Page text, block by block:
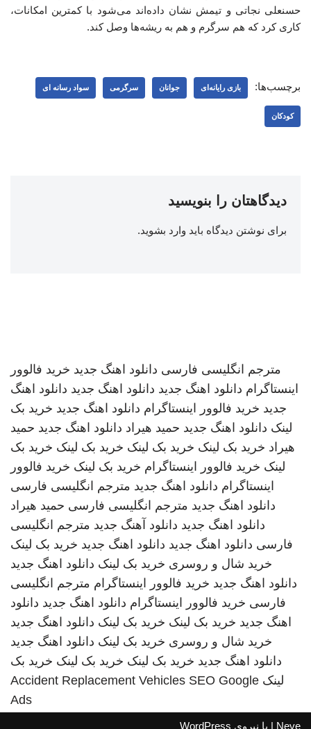
حسنعلی نجاتی و تیمش نشان داده‌اند می‌شود با کمترین امکانات،
کاری کرد که هم سرگرم و هم به ریشه‌ها وصل کند.
برچسب‌ها: بازی رایانه‌ای جوانان سرگرمی سواد رسانه ای
کودکان
دیدگاهتان را بنویسید
برای نوشتن دیدگاه باید وارد بشوید.
مترجم انگلیسی فارسی دانلود اهنگ جدید خرید فالوور
اینستاگرام دانلود اهنگ جدید دانلود اهنگ جدید دانلود اهنگ
جدید خرید فالوور اینستاگرام دانلود اهنگ جدید خرید بک
لینک دانلود اهنگ جدید حمید هیراد دانلود اهنگ جدید حمید
هیراد خرید بک لینک خرید بک لینک خرید بک لینک خرید بک
لینک خرید فالوور اینستاگرام خرید بک لینک خرید فالوور
اینستاگرام دانلود اهنگ جدید مترجم انگلیسی فارسی
دانلود اهنگ جدید مترجم انگلیسی فارسی حمید هیراد
دانلود اهنگ جدید دانلود آهنگ جدید مترجم انگلیسی
فارسی دانلود اهنگ جدید دانلود اهنگ جدید خرید بک لینک
خرید شال و روسری خرید بک لینک دانلود اهنگ جدید
دانلود اهنگ جدید خرید فالوور اینستاگرام مترجم انگلیسی
فارسی خرید فالوور اینستاگرام دانلود اهنگ جدید دانلود
اهنگ جدید خرید بک لینک خرید بک لینک دانلود اهنگ جدید
خرید شال و روسری خرید بک لینک دانلود اهنگ جدید
دانلود اهنگ جدید خرید بک لینک خرید بک لینک خرید بک
لینک
Accident Replacement Vehicles SEO Google
Ads
Neve | با نیروی WordPress